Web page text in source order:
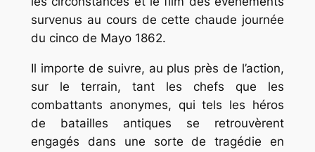
survenus au cours de cette chaude journée
du cinco de Mayo1862.
Il importe de suivre, au plus près de l’action,
sur le terrain, tant les chefs que les
combattants anonymes, qui tels les héros
de batailles antiques se retrouvèrent
engagés dans une sorte de tragédie en